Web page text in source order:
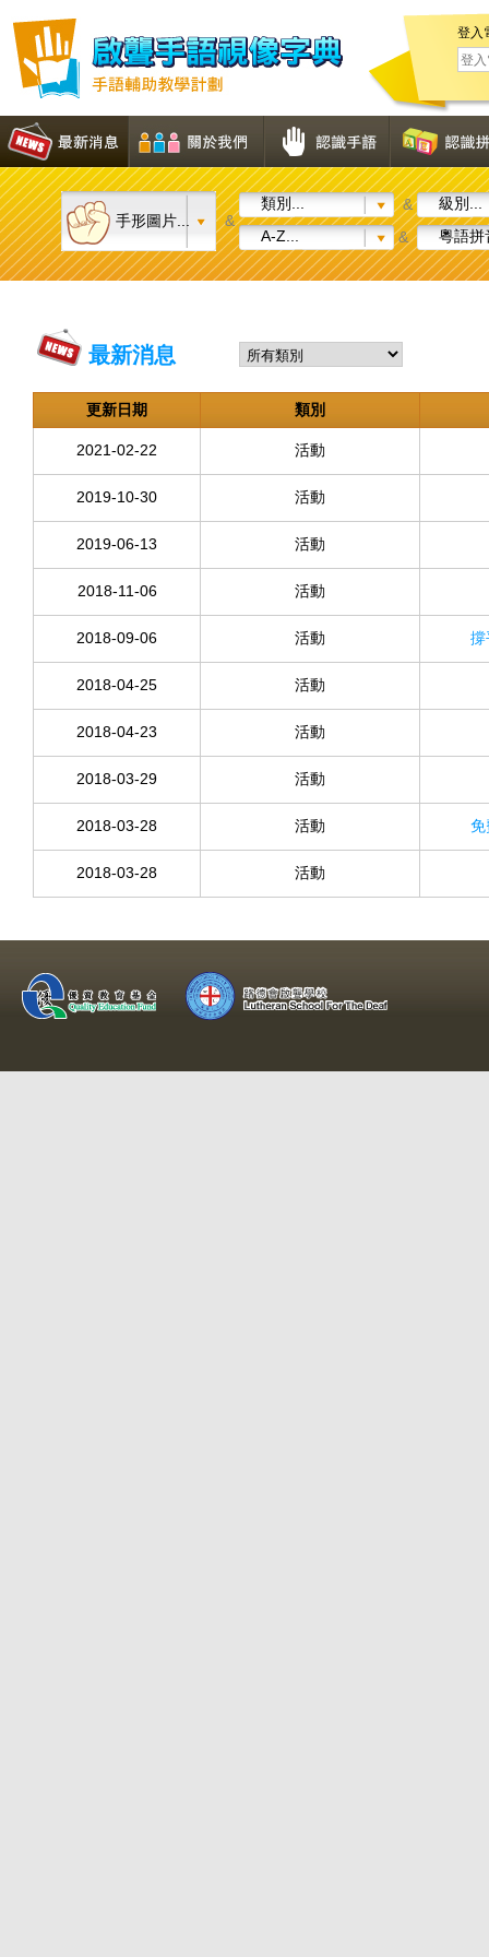
登入
手形圖片... &
類別... &
級別...
A-Z...
& 粵語拼
最新消息
更新日期 類別
2021-02-22 活動
2019-10-30 活動
2019-06-13 活動
2018-11-06 活動
2018-09-06 活動 撐
2018-04-25 活動
2018-04-23 活動
2018-03-29 活動
2018-03-28 活動 免
2018-03-28 活動